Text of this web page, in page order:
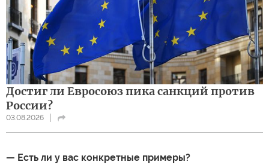
Достиг ли Евросоюз пика санкций против
России?
03.08.2026
— Есть ли у вас конкретные примеры?